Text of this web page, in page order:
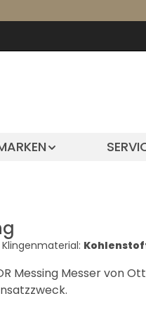
Klingenmaterial:
Messing Messer